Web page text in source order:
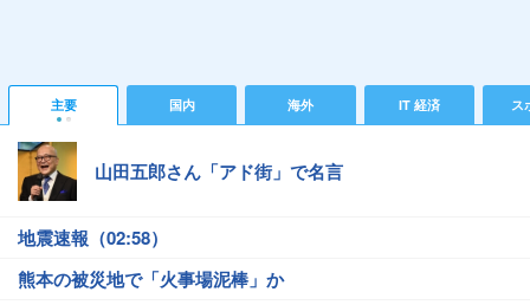
主要 国内 海外 IT 経済 ス
山田五郎さん「アド街」で名言
地震速報（02:58）
熊本の被災地で「火事場泥棒」か